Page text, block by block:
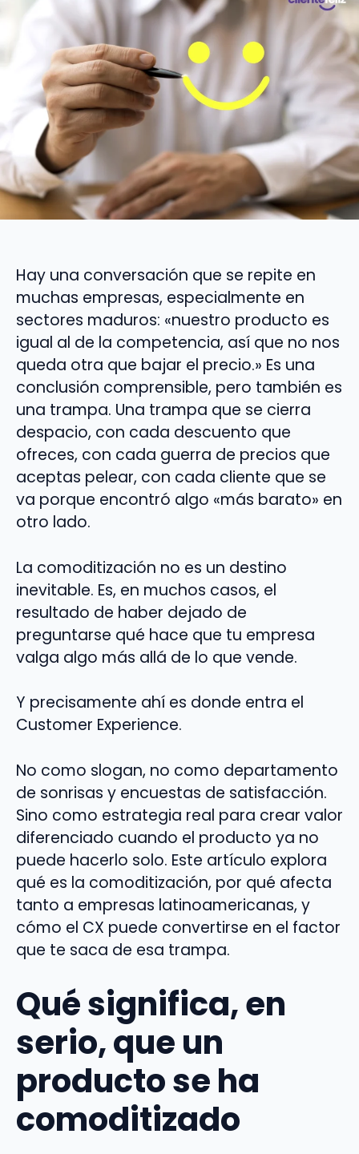
Hay una conversación que se repite en
muchas empresas, especialmente en
sectores maduros: «nuestro producto es
igual al de la competencia, así que no nos
queda otra que bajar el precio.» Es una
conclusión comprensible, pero también es
una trampa. Una trampa que se cierra
despacio, con cada descuento que
ofreces, con cada guerra de precios que
aceptas pelear, con cada cliente que se
va porque encontró algo «más barato» en
otro lado.
La comoditización no es un destino
inevitable. Es, en muchos casos, el
resultado de haber dejado de
preguntarse qué hace que tu empresa
valga algo más allá de lo que vende.
Y precisamente ahí es donde entra el
Customer Experience.
No como slogan, no como departamento
de sonrisas y encuestas de satisfacción.
Sino como estrategia real para crear valor
diferenciado cuando el producto ya no
puede hacerlo solo. Este artículo explora
qué es la comoditización, por qué afecta
tanto a empresas latinoamericanas, y
cómo el CX puede convertirse en el factor
que te saca de esa trampa.
Qué significa, en
serio, que un
producto se ha
comoditizado